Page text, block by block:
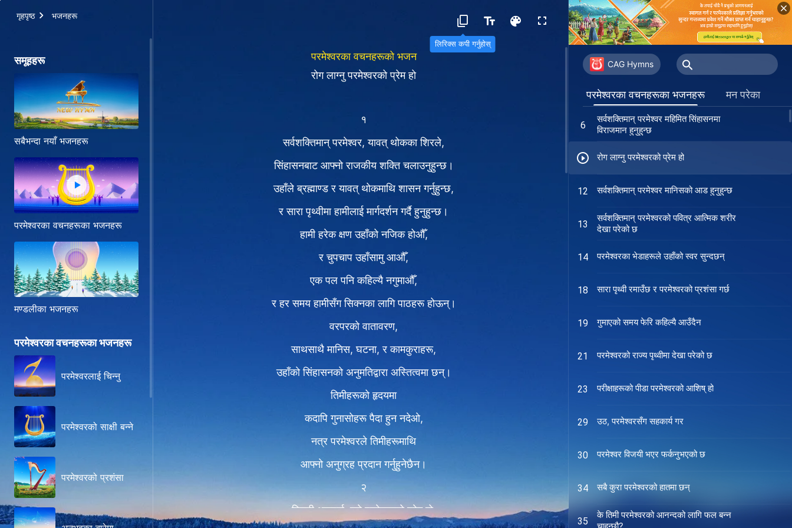
गृहपृष्ठ भजनहरू
लिरिक्स कपी गर्नुहोस्
समूहहरू
सबैभन्दा नयाँ भजनहरू
परमेश्‍वरका वचनहरूका भजनहरू
मण्डलीका भजनहरू
परमेश्‍वरका वचनहरूका भजनहरू
परमेश्‍वरलाई चिन्‍नु
परमेश्‍वरको साक्षी बन्‍ने
परमेश्वरको प्रशंसा
परमेश्‍वरका वचनहरूको भजन
रोग लाग्नु परमेश्‍वरको प्रेम हो
१
सर्वशक्तिमान्‌ परमेश्‍वर, यावत् थोकका शिरले,
सिंहासनबाट आफ्नो राजकीय शक्ति चलाउनुहुन्छ।
उहाँले ब्रह्माण्ड र यावत् थोकमाथि शासन गर्नुहुन्छ,
र सारा पृथ्वीमा हामीलाई मार्गदर्शन गर्दै हुनुहुन्छ।
हामी हरेक क्षण उहाँको नजिक होऔँ,
र चुपचाप उहाँसामु आऔँ,
एक पल पनि कहिल्यै नगुमाऔँ,
र हर समय हामीसँग सिक्नका लागि पाठहरू होऊन्।
वरपरको वातावरण,
साथसाथै मानिस, घटना, र कामकुराहरू,
उहाँको सिंहासनको अनुमतिद्वारा अस्तित्वमा छन्।
तिमीहरूको हृदयमा
कदापि गुनासोहरू पैदा हुन नदेओ,
नत्र परमेश्‍वरले तिमीहरूमाथि
आफ्‍नो अनुग्रह प्रदान गर्नुहुनेछैन।
२
बिमारी आइपर्दा, त्यो परमेश्‍वरको प्रेम हो,
CAG Hymns
परमेश्‍वरका वचनहरूका भजनहरू मन परेका
हामी सिंहासन सामु लगिएका छौँ
6
सर्वशक्तिमान् परमेश्‍वर महिमित सिंहासनमा
विराजमान हुनुहुन्छ
रोग लाग्नु परमेश्‍वरको प्रेम हो
12 सर्वशक्तिमान् परमेश्‍वर मानिसको आड हुनुहुन्छ
13
सर्वशक्तिमान् परमेश्‍वरको पवित्र आत्मिक शरीर
देखा परेको छ
14 परमेश्‍वरका भेडाहरूले उहाँको स्वर सुन्दछन्
18 सारा पृथ्वी रमाउँछ र परमेश्‍वरको प्रशंसा गर्छ
19 गुमाएको समय फेरि कहिल्यै आउँदैन
21 परमेश्‍वरको राज्य पृथ्वीमा देखा परेको छ
23 परीक्षाहरूको पीडा परमेश्‍वरको आशिष् हो
29 उठ, परमेश्‍वरसँग सहकार्य गर
30 परमेश्‍वर विजयी भएर फर्कनुभएको छ
34 सबै कुरा परमेश्‍वरको हातमा छन्
35
के तिमी परमेश्‍वरको आनन्दको लागि फल बन्न